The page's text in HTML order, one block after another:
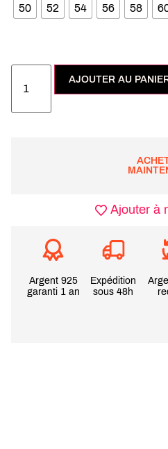
50 52 54 56 58
AJOUTER AU
Ajouter à
Argent 925
garanti 1 an
Expédition
sous 48h